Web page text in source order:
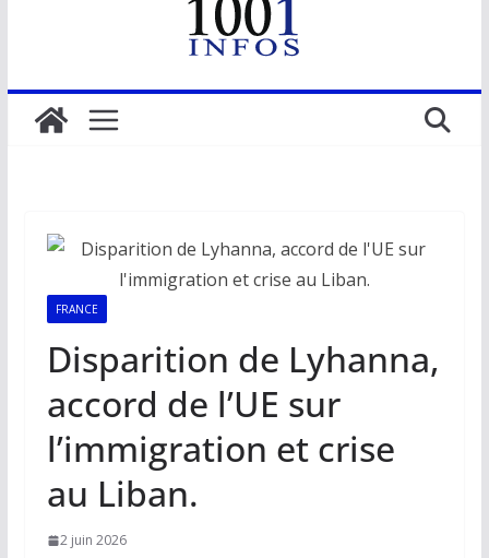
FRANCE
Disparition de Lyhanna,
accord de l’UE sur
l’immigration et crise
au Liban.
2 juin 2026